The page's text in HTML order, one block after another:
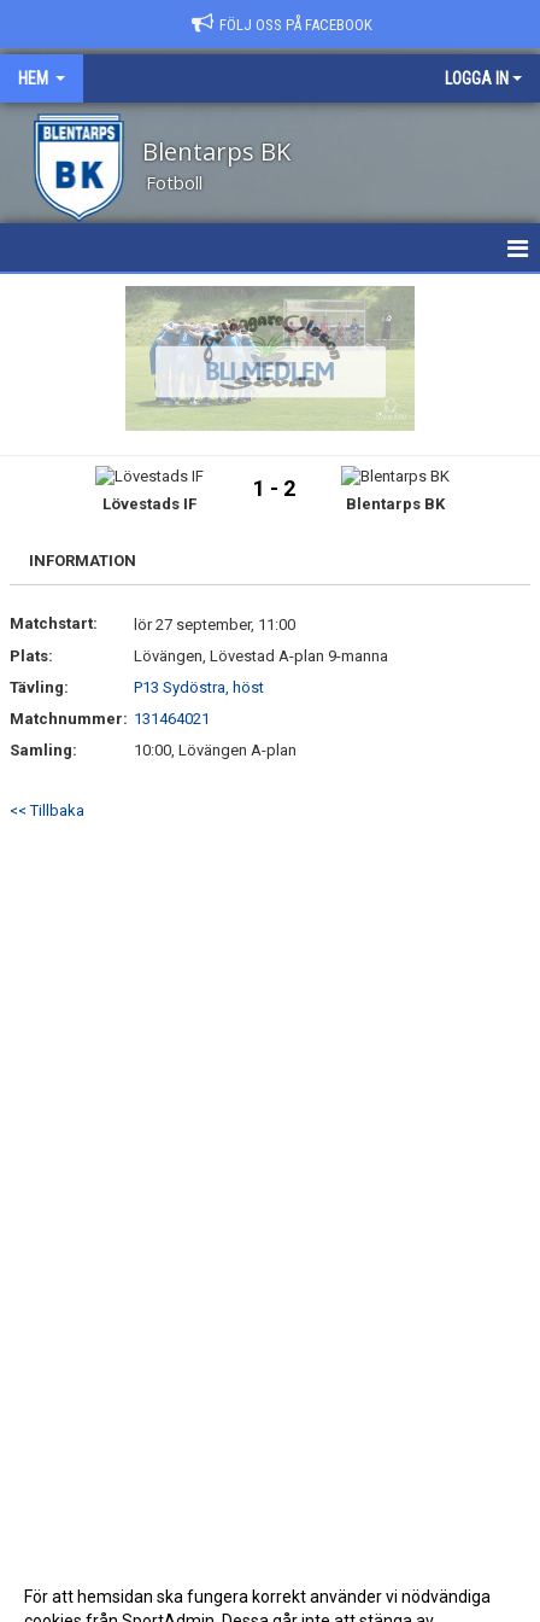
FÖLJ OSS PÅ FACEBOOK
HEM LOGGA IN
Blentarps BK
Fotboll
VÅRA LAG
GÄSTBOK
ÖVRIGT
Lövestads IF
1 - 2
Blentarps BK
INFORMATION
Matchstart:
lör 27 september, 11:00
Plats:
Lövängen, Lövestad A-plan 9-manna
Tävling:
P13 Sydöstra, höst
Matchnummer: 131464021
Samling:
10:00, Lövängen A-plan
<< Tillbaka
För att hemsidan ska fungera korrekt använder vi nödvändiga